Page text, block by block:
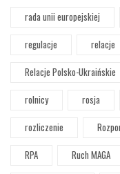
rada unii europejskiej
regulacje
relacje
Relacje Polsko-Ukraińskie
rolnicy
rosja
rozliczenie
RPA
Ruch MAGA